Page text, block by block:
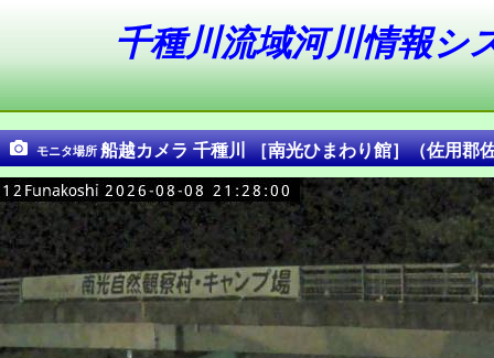
千種川流域河川情報シ
モニタ場所船越カメラ 千種川 ［南光ひまわり館］（佐用郡